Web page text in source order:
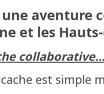
aventure
et les
est simple